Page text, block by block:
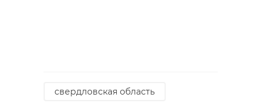
свердловская область